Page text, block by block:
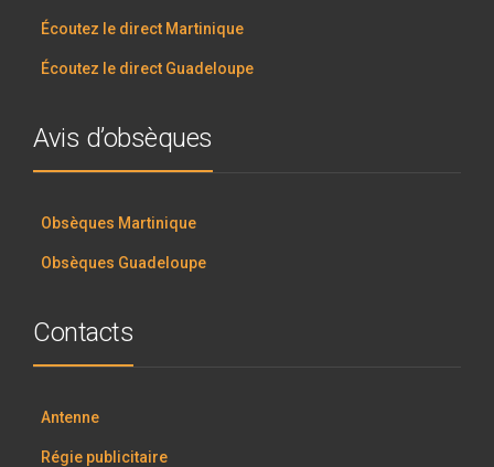
Écoutez le direct Martinique
Écoutez le direct Guadeloupe
Avis d’obsèques
Obsèques Martinique
Obsèques Guadeloupe
Contacts
Antenne
Régie publicitaire